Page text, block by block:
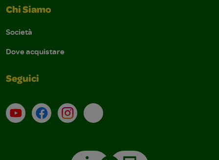
Chi Siamo
Società
Dove acquistare
Seguici
Su YouTube
ContattiProfilo Instagram
Email